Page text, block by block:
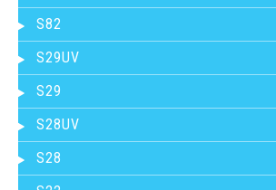
S82
S29UV
S29
S28UV
S28